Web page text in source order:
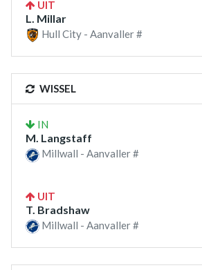
UIT
L. Millar
Hull City - Aanvaller #
WISSEL
IN
M. Langstaff
Millwall - Aanvaller #
UIT
T. Bradshaw
Millwall - Aanvaller #